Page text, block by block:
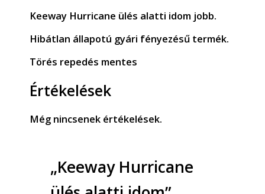
Keeway Hurricane ülés alatti idom jobb.
Hibátlan állapotú gyári fényezésű termék.
Törés repedés mentes
Értékelések
Még nincsenek értékelések.
„Keeway Hurricane